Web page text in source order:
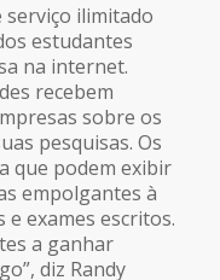
serviço ilimitado
estudantes
na internet.
recebem
sobre os
pesquisas. Os
que podem exibir
empolgantes à
exames escritos.
a ganhar
diz Randy